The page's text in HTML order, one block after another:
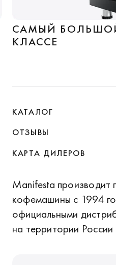
САМЫЙ
КЛАССЕ
КАТАЛОГ
ОТЗЫВЫ
КАРТА ДИЛЕРОВ
Manifesta производит
кофемашины с 1994
официальными
на территории